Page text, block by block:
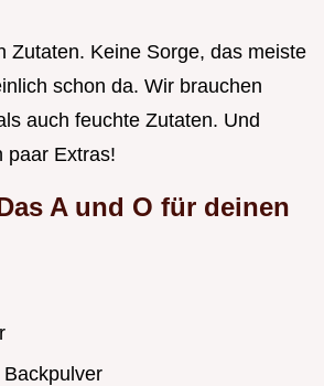
Zutaten. Keine Sorge, das meiste
schon da. Wir brauchen
auch feuchte Zutaten. Und
paar Extras!
A und O für deinen